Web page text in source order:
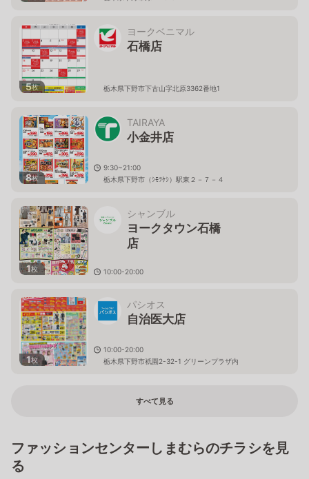
5枚
ヨークベニマル
石橋店
栃木県下野市下古山字北原3362番地1
8枚
TAIRAYA
小金井店
9:30~21:00
栃木県下野市（ｼﾓﾂｹｼ）駅東２－７－４
1枚
シャンブル
ヨークタウン石橋
店
10:00-20:00
1枚
パシオス
自治医大店
10:00-20:00
栃木県下野市祇園2-32-1 グリーンプラザ内
すべて見る
ファッションセンターしまむらのチラシを見
る